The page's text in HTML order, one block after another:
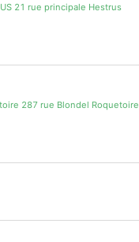
21 rue principale Hestrus
287 rue Blondel Roquetoire